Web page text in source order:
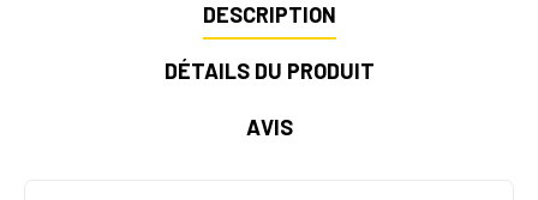
DESCRIPTION
DÉTAILS DU PRODUIT
AVIS